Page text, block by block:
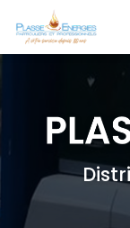
au
contenu
principal